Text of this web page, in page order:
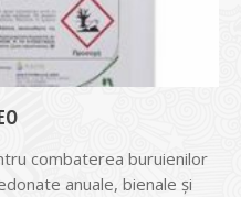
combaterea buruienilor
anuale, bienale şi